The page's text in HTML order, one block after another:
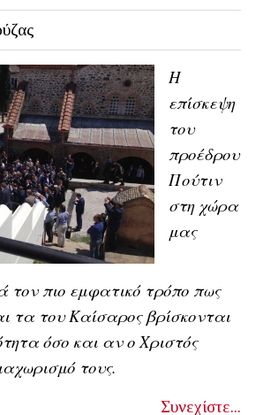
Η
επίσκεψη
του
προέδρου
Πούτιν
στη χώρα
μας
τον πιο εμφατικό τρόπο πως
τα του Καίσαρος βρίσκονται
όσο και αν ο Χριστός
τους.
Συνεχίστε...